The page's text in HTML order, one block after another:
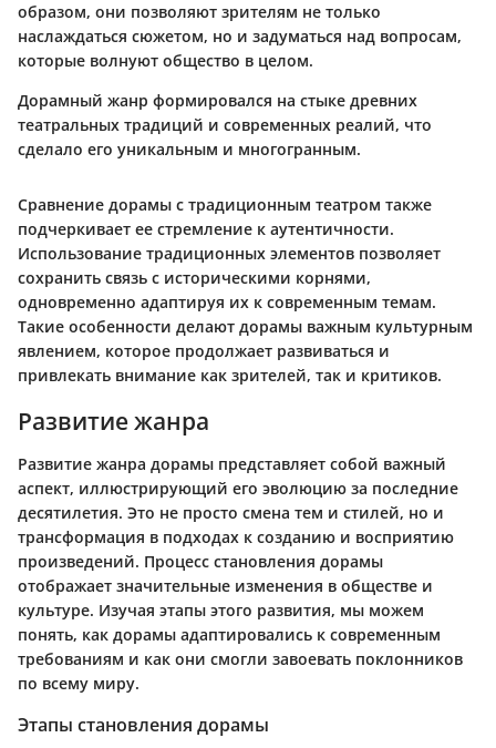
образом, они позволяют зрителям не только
наслаждаться сюжетом, но и задуматься над вопросам,
которые волнуют общество в целом.
Дорамный жанр формировался на стыке древних
театральных традиций и современных реалий, что
сделало его уникальным и многогранным.
Сравнение дорамы с традиционным театром также
подчеркивает ее стремление к аутентичности.
Использование традиционных элементов позволяет
сохранить связь с историческими корнями,
одновременно адаптируя их к современным темам.
Такие особенности делают дорамы важным культурным
явлением, которое продолжает развиваться и
привлекать внимание как зрителей, так и критиков.
Развитие жанра
Развитие жанра дорамы представляет собой важный
аспект, иллюстрирующий его эволюцию за последние
десятилетия. Это не просто смена тем и стилей, но и
трансформация в подходах к созданию и восприятию
произведений. Процесс становления дорамы
отображает значительные изменения в обществе и
культуре. Изучая этапы этого развития, мы можем
понять, как дорамы адаптировались к современным
требованиям и как они смогли завоевать поклонников
по всему миру.
Этапы становления дорамы